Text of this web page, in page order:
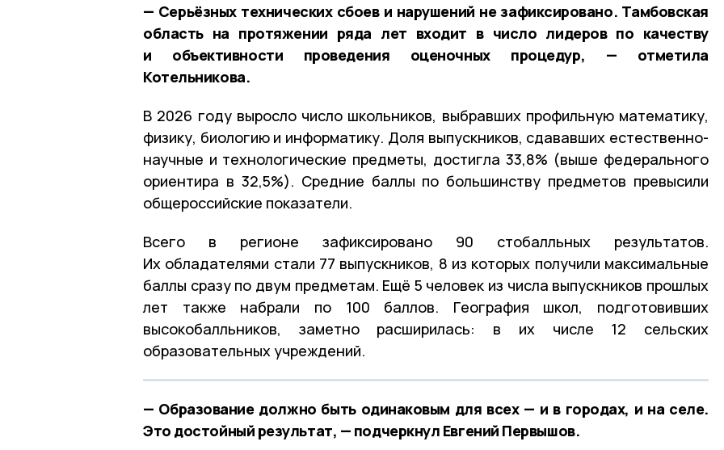
— Серьёзных технических сбоев и нарушений не зафиксировано. Тамбовская
область на протяжении ряда лет входит в число лидеров по качеству
и объективности проведения оценочных процедур, — отметила
Котельникова.
В 2026 году выросло число школьников, выбравших профильную математику,
физику, биологию и информатику. Доля выпускников, сдававших естественно-
научные и технологические предметы, достигла 33,8% (выше федерального
ориентира в 32,5%). Средние баллы по большинству предметов превысили
общероссийские показатели.
Всего в регионе зафиксировано 90 стобалльных результатов.
Их обладателями стали 77 выпускников, 8 из которых получили максимальные
баллы сразу по двум предметам. Ещё 5 человек из числа выпускников прошлых
лет также набрали по 100 баллов. География школ, подготовивших
высокобалльников, заметно расширилась: в их числе 12 сельских
образовательных учреждений.
— Образование должно быть одинаковым для всех — и в городах, и на селе.
Это достойный результат, — подчеркнул Евгений Первышов.